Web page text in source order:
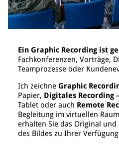
Ein Graphic Recording ist
Fachkonferenzen, Vorträge,
Teamprozesse oder
Ich zeichne Graphic
Papier, Digitales Recording
Tablet oder auch Remote
Begleitung im virtuellen
erhalten Sie das Original
des Bildes zu Ihrer